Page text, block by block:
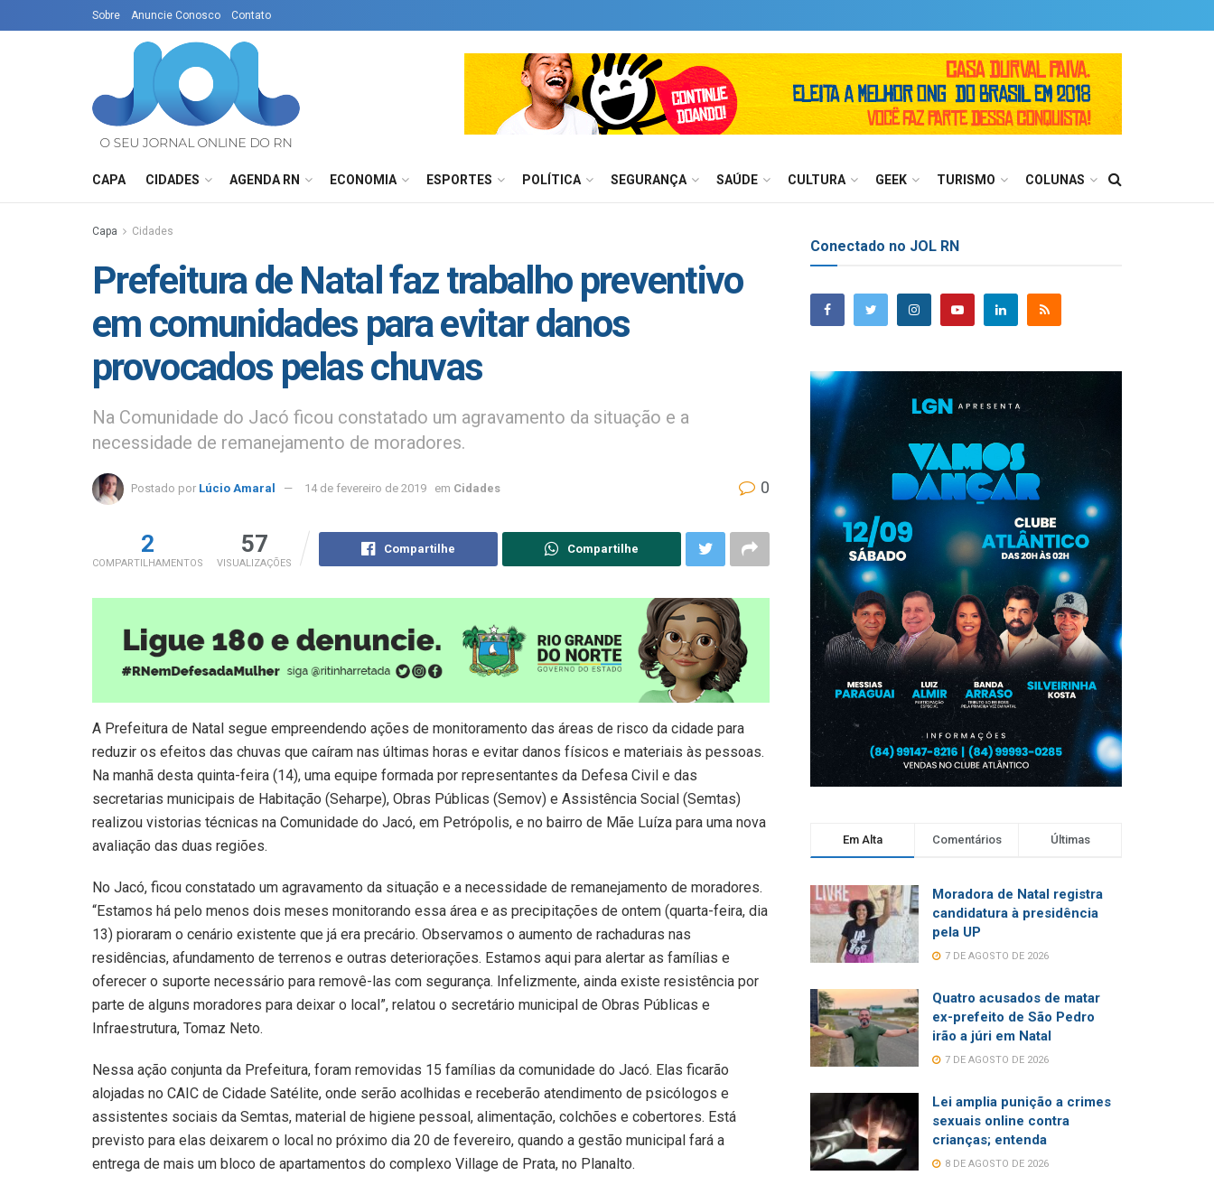
Sobre Anuncie Conosco Contato
CAPA CIDADES AGENDA RN ECONOMIA ESPORTES POLÍTICA SEGURANÇA SAÚDE CULTURA GEEK TURISMO COLUNAS
Capa Cidades
Prefeitura de Natal faz trabalho preventivo
em comunidades para evitar danos
provocados pelas chuvas
Na Comunidade do Jacó ficou constatado um agravamento da situação e a
necessidade de remanejamento de moradores.
Postado por Lúcio Amaral 14 de fevereiro de 2019 em Cidades 0
2
COMPARTILHAMENTOS
57
VISUALIZAÇÕES
Compartilhe Compartilhe
A Prefeitura de Natal segue empreendendo ações de monitoramento das áreas de risco da cidade para
reduzir os efeitos das chuvas que caíram nas últimas horas e evitar danos físicos e materiais às pessoas.
Na manhã desta quinta-feira (14), uma equipe formada por representantes da Defesa Civil e das
secretarias municipais de Habitação (Seharpe), Obras Públicas (Semov) e Assistência Social (Semtas)
realizou vistorias técnicas na Comunidade do Jacó, em Petrópolis, e no bairro de Mãe Luíza para uma nova
avaliação das duas regiões.
No Jacó, ficou constatado um agravamento da situação e a necessidade de remanejamento de moradores.
“Estamos há pelo menos dois meses monitorando essa área e as precipitações de ontem (quarta-feira, dia
13) pioraram o cenário existente que já era precário. Observamos o aumento de rachaduras nas
residências, afundamento de terrenos e outras deteriorações. Estamos aqui para alertar as famílias e
oferecer o suporte necessário para removê-las com segurança. Infelizmente, ainda existe resistência por
parte de alguns moradores para deixar o local”, relatou o secretário municipal de Obras Públicas e
Infraestrutura, Tomaz Neto.
Nessa ação conjunta da Prefeitura, foram removidas 15 famílias da comunidade do Jacó. Elas ficarão
alojadas no CAIC de Cidade Satélite, onde serão acolhidas e receberão atendimento de psicólogos e
assistentes sociais da Semtas, material de higiene pessoal, alimentação, colchões e cobertores. Está
previsto para elas deixarem o local no próximo dia 20 de fevereiro, quando a gestão municipal fará a
entrega de mais um bloco de apartamentos do complexo Village de Prata, no Planalto.
Conectado no JOL RN
Em Alta Comentários Últimas
Moradora de Natal registra
candidatura à presidência
pela UP
7 DE AGOSTO DE 2026
Quatro acusados de matar
ex-prefeito de São Pedro
irão a júri em Natal
7 DE AGOSTO DE 2026
Lei amplia punição a crimes
sexuais online contra
crianças; entenda
8 DE AGOSTO DE 2026